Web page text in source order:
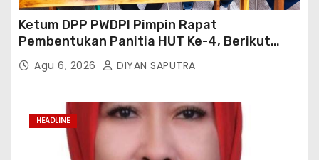
Ketum DPP PWDPI Pimpin Rapat
Pembentukan Panitia HUT Ke-4, Berikut
Susunan Dan Rangkaian Kegiatannya
Agu 6, 2026 DIYAN SAPUTRA
HEADLINE